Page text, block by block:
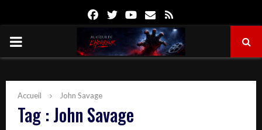
FacebookTwitterYoutube
Email
PRIMARY
Accueil John Savage
Tag : John Savage